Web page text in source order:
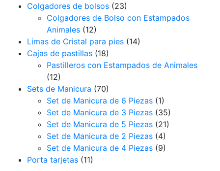
Colgadores de bolsos (23)
Colgadores de Bolso con Estampados
Animales (12)
Limas de Cristal para pies (14)
Cajas de pastillas (18)
Pastilleros con Estampados de Animales
(12)
Sets de Manicura (70)
Set de Manicura de 6 Piezas (1)
Set de Manicura de 3 Piezas (35)
Set de Manicura de 5 Piezas (21)
Set de Manicura de 2 Piezas (4)
Set de Manicura de 4 Piezas (9)
Porta tarjetas (11)